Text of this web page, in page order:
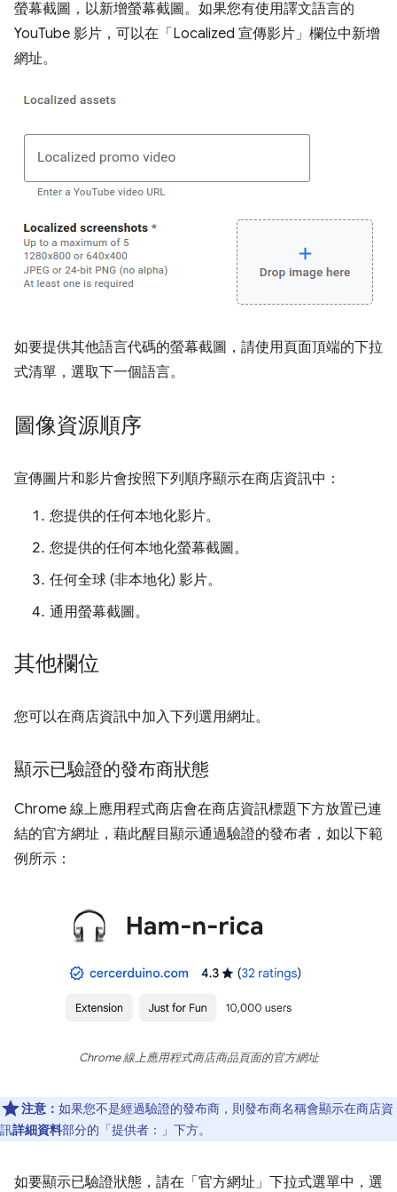
螢幕截圖，以新增螢幕截圖。如果您有使用譯文語言的
YouTube 影片，可以在「Localized 宣傳影片」 欄位中新增
網址。
如要提供其他語言代碼的螢幕截圖，請使用頁面頂端的下拉
式清單，選取下一個語言。
圖像資源順序
宣傳圖片和影片會按照下列順序顯示在商店資訊中：
您提供的任何本地化影片。
您提供的任何本地化螢幕截圖。
任何全球 (非本地化) 影片。
通用螢幕截圖。
其他欄位
您可以在商店資訊中加入下列選用網址。
顯示已驗證的發布商狀態
Chrome 線上應用程式商店會在商店資訊標題下方放置已連
結的官方網址，藉此醒目顯示通過驗證的發布者，如以下範
例所示：
Chrome 線上應用程式商店商品頁面的官方網址
注意： 如果您不是經過驗證的發布商，則發布商名稱會顯示在商店資
訊詳細資料部分的「提供者：」下方。
如要顯示已驗證狀態，請在「官方網址」 下拉式選單中，選